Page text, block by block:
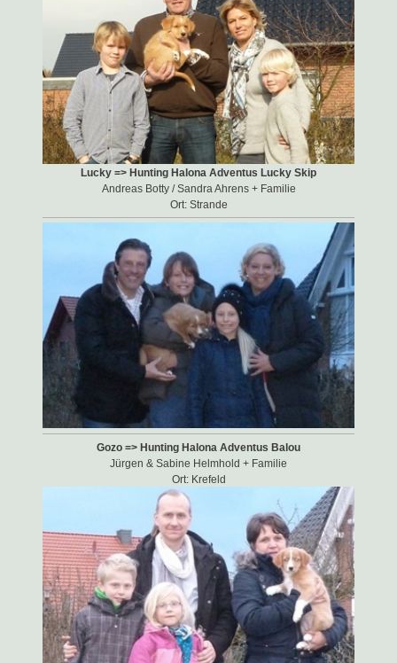
Lucky => Hunting Halona Adventus Lucky Skip
Andreas Botty / Sandra Ahrens + Familie
Ort: Strande
Gozo => Hunting Halona Adventus Balou
Jürgen & Sabine Helmhold + Familie
Ort: Krefeld